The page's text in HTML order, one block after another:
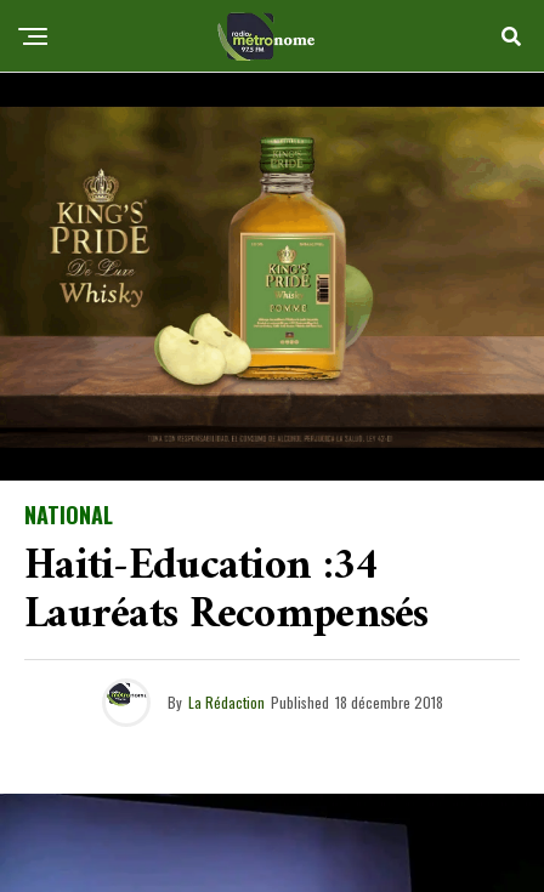
NATIONAL
Haiti-Education :34
Lauréats Recompensés
By La Rédaction Published 18 décembre 2018